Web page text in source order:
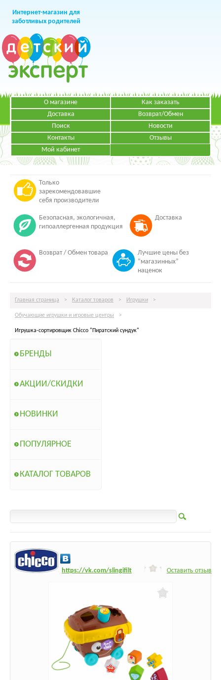
Интернет-магазин для
заботливых родителей
+7 (499)391-49-83Телефон в Москве
Режим работы:
Пн-Пт: с 09.00 до 19.00
НАПИСАТЬ ПИСЬМО
О магазине
Как заказать
Доставка
Возврат/Обмен
Поиск
Новости
Контакты
Отзывы
Мой кабинет
Только
зарекомендовавшие
себя производители
Безопасная, экологичная,
гипоаллергенная продукция
Доставка
Возврат / Обмен товара
Лучшие цены без
“магазинных”
наценок
Главная страница > Каталог товаров > Игрушки >
Обучающие игрушки и игровые центры >
Игрушка-сортировщик Chicco "Пиратский сундук"
БРЕНДЫ
АКЦИИ/СКИДКИ
НОВИНКИ
ПОПУЛЯРНОЕ
КАТАЛОГ ТОВАРОВ
https://vk.com/slingifilt Оставить отзыв